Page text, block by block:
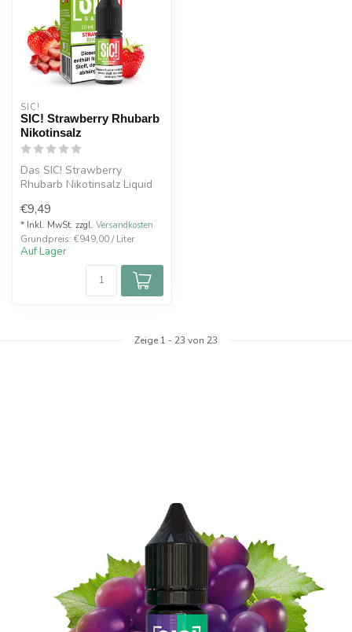
SIC!
SIC! Strawberry Rhubarb
Nikotinsalz
Das SIC! Strawberry
Rhubarb Nikotinsalz Liquid
Frische so...
€9,49
* Inkl. MwSt. zzgl. Versandkosten
Grundpreis: €949,00 / Liter
Auf Lager
Zeige 1 - 23 von 23